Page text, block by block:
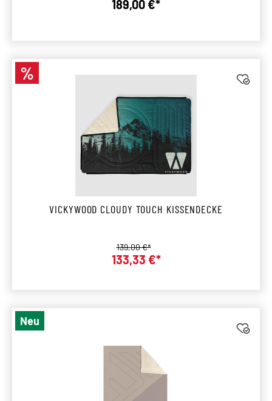
Regulärer Preis:
189,00 €*
Rabatt
%
VICKYWOOD CLOUDY TOUCH KISSENDECKE
Verkaufspreis:
133,33 €*
Regulärer Preis:
139,00 €*
Neu